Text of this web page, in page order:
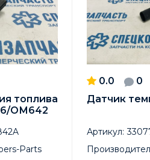
топлива
ОМ642
Parts
0.0
0
Датчик
Артикул: